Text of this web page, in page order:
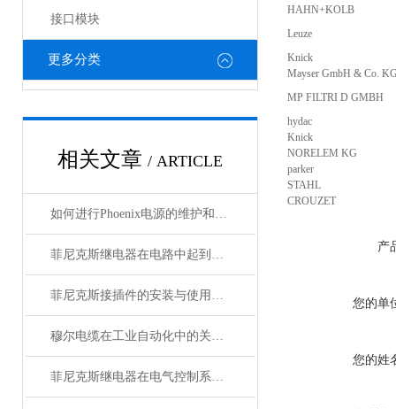
接口模块
更多分类
相关文章 / ARTICLE
如何进行Phoenix电源的维护和保养？
菲尼克斯继电器在电路中起到什么作用？
菲尼克斯接插件的安装与使用技巧
穆尔电缆在工业自动化中的关键角色
菲尼克斯继电器在电气控制系统中的应用
HAHN+KOLB
Leuze
Knick
Mayser GmbH & Co.
MP FILTRI D GMBH
hydac
Knick
NORELEM KG
parker
STAHL
CROUZET
产
您的单
您的姓